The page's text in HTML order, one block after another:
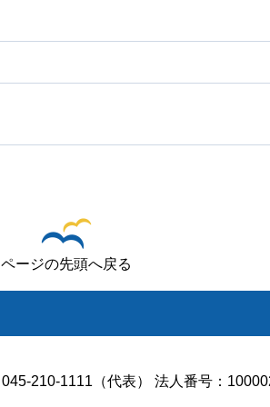
ページの先頭へ戻る
045-210-1111（代表） 法人番号：